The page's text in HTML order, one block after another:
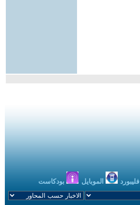
فليبورد الموبايل بودكاست